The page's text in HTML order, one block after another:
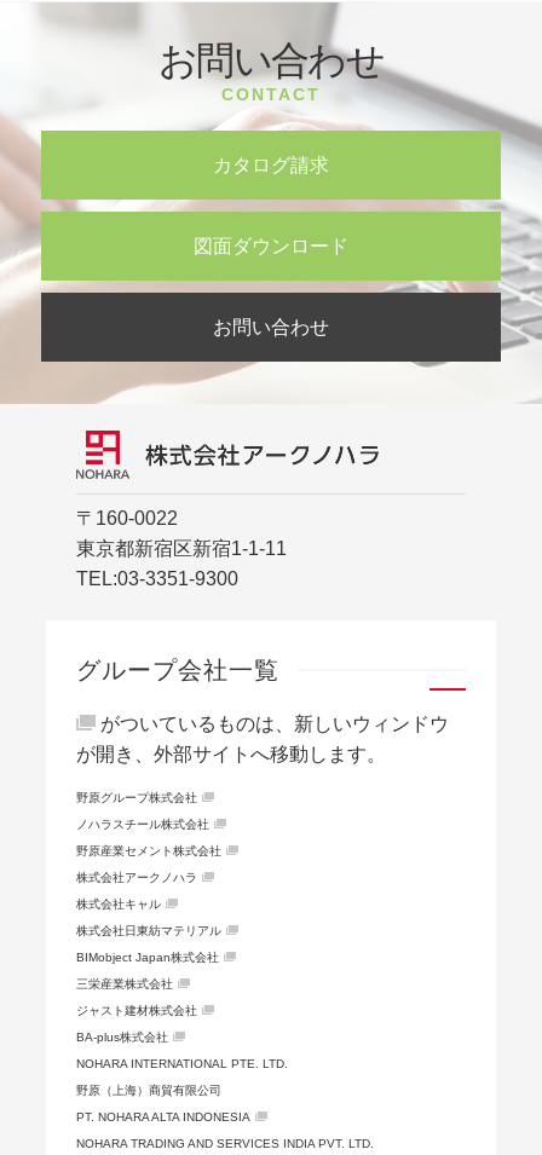
お問い合わせ
CONTACT
カタログ請求
図面ダウンロード
お問い合わせ
〒160-0022
東京都新宿区新宿1-1-11
TEL:03-3351-9300
グループ会社一覧
がついているものは、新しいウィンドウ
が開き、外部サイトへ移動します。
野原グループ株式会社
ノハラスチール株式会社
野原産業セメント株式会社
株式会社アークノハラ
株式会社キャル
株式会社日東紡マテリアル
BIMobject Japan株式会社
三栄産業株式会社
ジャスト建材株式会社
BA-plus株式会社
NOHARA INTERNATIONAL PTE. LTD.
野原（上海）商貿有限公司
PT. NOHARA ALTA INDONESIA
NOHARA TRADING AND SERVICES INDIA PVT. LTD.